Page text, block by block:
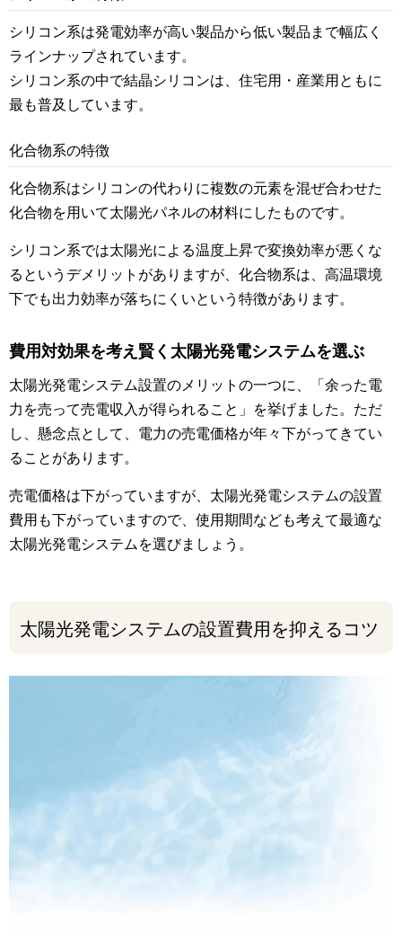
シリコン系は発電効率が高い製品から低い製品まで幅広く
ラインナップされています。
シリコン系の中で結晶シリコンは、住宅用・産業用ともに
最も普及しています。
化合物系の特徴
化合物系はシリコンの代わりに複数の元素を混ぜ合わせた
化合物を用いて太陽光パネルの材料にしたものです。
シリコン系では太陽光による温度上昇で変換効率が悪くな
るというデメリットがありますが、化合物系は、高温環境
下でも出力効率が落ちにくいという特徴があります。
費用対効果を考え賢く太陽光発電システムを選ぶ
太陽光発電システム設置のメリットの一つに、「余った電
力を売って売電収入が得られること」を挙げました。ただ
し、懸念点として、電力の売電価格が年々下がってきてい
ることがあります。
売電価格は下がっていますが、太陽光発電システムの設置
費用も下がっていますので、使用期間なども考えて最適な
太陽光発電システムを選びましょう。
太陽光発電システムの設置費用を抑えるコツ